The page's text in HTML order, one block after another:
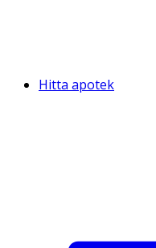
Hitta apotek